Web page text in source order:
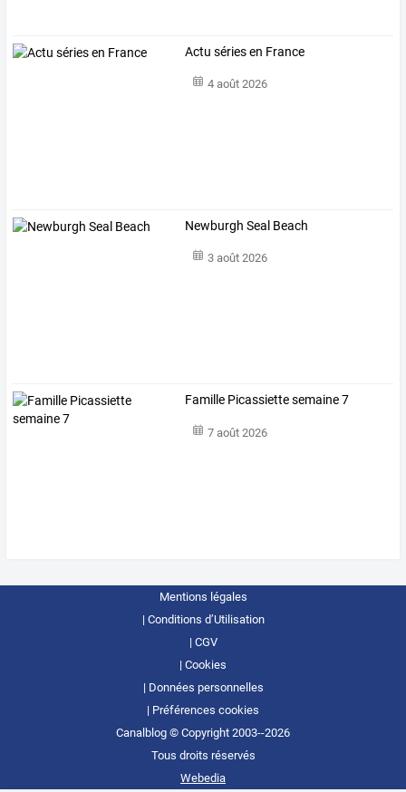
Actu séries en France
4 août 2026
Newburgh Seal Beach
3 août 2026
Famille Picassiette semaine 7
7 août 2026
Mentions légales
Conditions d’Utilisation
CGV
Cookies
Données personnelles
Préférences cookies
Canalblog © Copyright 2003--2026
Tous droits réservés
Webedia